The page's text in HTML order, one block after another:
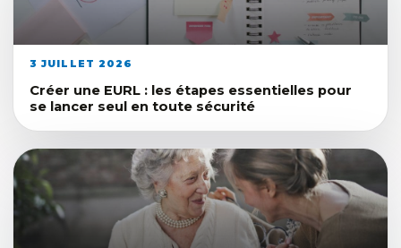
3 JUILLET 2026
Créer une EURL : les étapes essentielles pour
se lancer seul en toute sécurité